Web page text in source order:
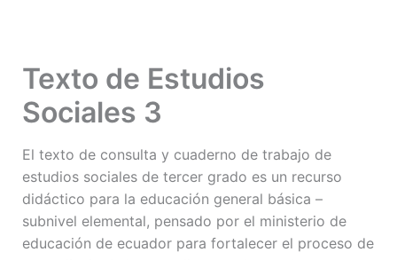
Texto de Estudios
Sociales 3
El texto de consulta y cuaderno de trabajo de
estudios sociales de tercer grado es un recurso
didáctico para la educación general básica –
subnivel elemental, pensado por el ministerio de
educación de ecuador para fortalecer el proceso de